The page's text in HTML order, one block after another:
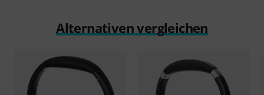
Alternativen vergleichen